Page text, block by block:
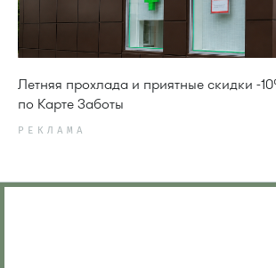
Летняя прохлада и приятные скидки -
по Карте Заботы
РЕКЛАМА